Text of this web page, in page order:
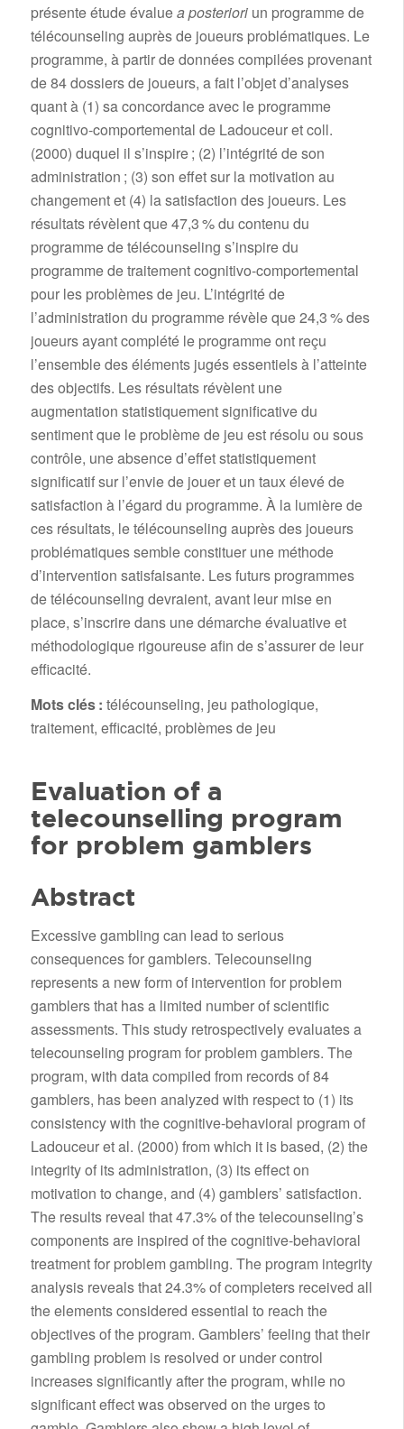
présente étude évaluea posterioriun programme de
télécounseling auprès de joueurs problématiques. Le
programme, à partir de données compilées provenant
de 84 dossiers de joueurs, a fait l’objet d’analyses
quant à (1) sa concordance avec le programme
cognitivo-comportemental de Ladouceur et coll.
(2000) duquel il s’inspire ; (2) l’intégrité de son
administration ; (3) son effet sur la motivation au
changement et (4) la satisfaction des joueurs. Les
résultats révèlent que 47,3 % du contenu du
programme de télécounseling s’inspire du
programme de traitement cognitivo-comportemental
pour les problèmes de jeu. L’intégrité de
l’administration du programme révèle que 24,3 % des
joueurs ayant complété le programme ont reçu
l’ensemble des éléments jugés essentiels à l’atteinte
des objectifs. Les résultats révèlent une
augmentation statistiquement significative du
sentiment que le problème de jeu est résolu ou sous
contrôle, une absence d’effet statistiquement
significatif sur l’envie de jouer et un taux élevé de
satisfaction à l’égard du programme. À la lumière de
ces résultats, le télécounseling auprès des joueurs
problématiques semble constituer une méthode
d’intervention satisfaisante. Les futurs programmes
de télécounseling devraient, avant leur mise en
place, s’inscrire dans une démarche évaluative et
méthodologique rigoureuse afin de s’assurer de leur
efficacité.
Mots clés : télécounseling, jeu pathologique,
traitement, efficacité, problèmes de jeu
Evaluation of a
telecounselling program
for problem gamblers
Abstract
Excessive gambling can lead to serious
consequences for gamblers. Telecounseling
represents a new form of intervention for problem
gamblers that has a limited number of scientific
assessments. This study retrospectively evaluates a
telecounseling program for problem gamblers. The
program, with data compiled from records of 84
gamblers, has been analyzed with respect to (1) its
consistency with the cognitive-behavioral program of
Ladouceur et al. (2000) from which it is based, (2) the
integrity of its administration, (3) its effect on
motivation to change, and (4) gamblers’ satisfaction.
The results reveal that 47.3% of the telecounseling’s
components are inspired of the cognitive-behavioral
treatment for problem gambling. The program integrity
analysis reveals that 24.3% of completers received all
the elements considered essential to reach the
objectives of the program. Gamblers’ feeling that their
gambling problem is resolved or under control
increases significantly after the program, while no
significant effect was observed on the urges to